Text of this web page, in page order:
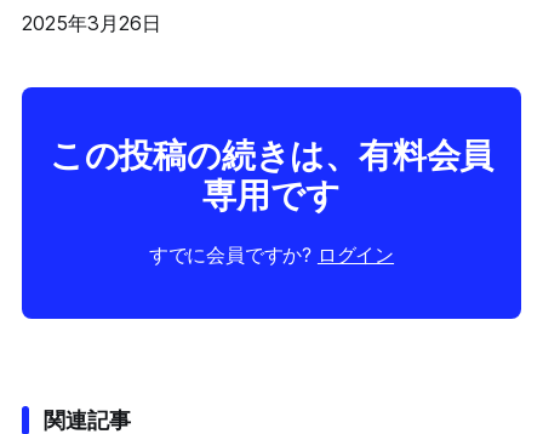
2025年3月26日
この投稿の続きは、有料会員
専用です
すでに会員ですか? ログイン
関連記事